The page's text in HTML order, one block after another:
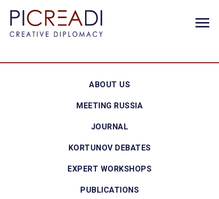
ABOUT US
MEETING RUSSIA
JOURNAL
KORTUNOV DEBATES
EXPERT WORKSHOPS
PUBLICATIONS